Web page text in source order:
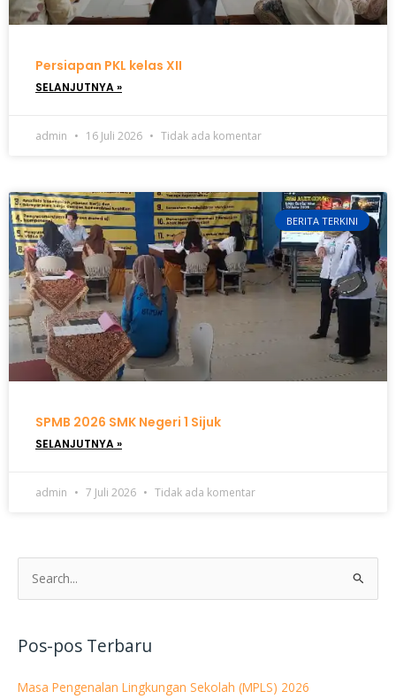
Persiapan PKL kelas XII
SELANJUTNYA »
admin 16 Juli 2026 Tidak ada komentar
BERITA TERKINI
SPMB 2026 SMK Negeri 1 Sijuk
SELANJUTNYA »
admin 7 Juli 2026 Tidak ada komentar
a
Pos-pos Terbaru
Masa Pengenalan Lingkungan Sekolah (MPLS) 2026